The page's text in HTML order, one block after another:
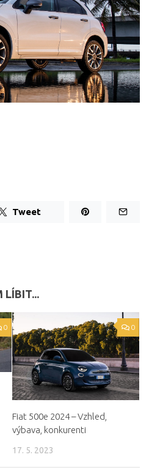
Tweet
LÍBIT...
0 0
Fiat 500e 2024 – Vzhled,
výbava, konkurenti
17. 5. 2023